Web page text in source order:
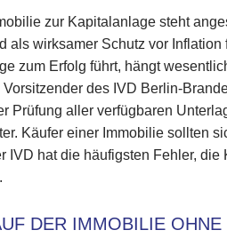
zur Kapitalanlage steht
als wirksamer Schutz vor
zum Erfolg führt, hängt
des IVD Berlin-
Prüfung aller verfügbaren
Käufer einer Immobilie sollten
IVD hat die häufigsten Fehler,
DER IMMOBILIE